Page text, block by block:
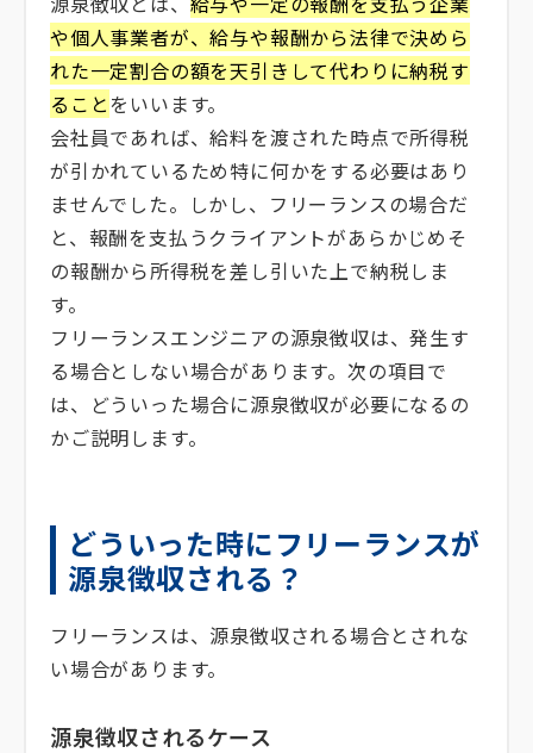
や個人事業者が、給与や報酬から法律で決めら
れた一定割合の額を天引きして代わりに納税す
ることをいいます。
会社員であれば、給料を渡された時点で所得税
が引かれているため特に何かをする必要はあり
ませんでした。しかし、フリーランスの場合だ
と、報酬を支払うクライアントがあらかじめそ
の報酬から所得税を差し引いた上で納税しま
す。
フリーランスエンジニアの源泉徴収は、発生す
る場合としない場合があります。次の項目で
は、どういった場合に源泉徴収が必要になるの
かご説明します。
どういった時にフリーランスが
源泉徴収される？
フリーランスは、源泉徴収される場合とされな
い場合があります。
源泉徴収されるケース